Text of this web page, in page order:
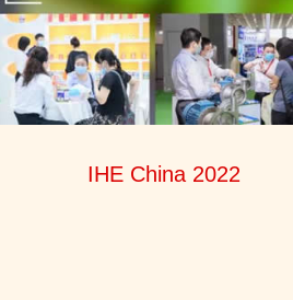
IHE China 2022